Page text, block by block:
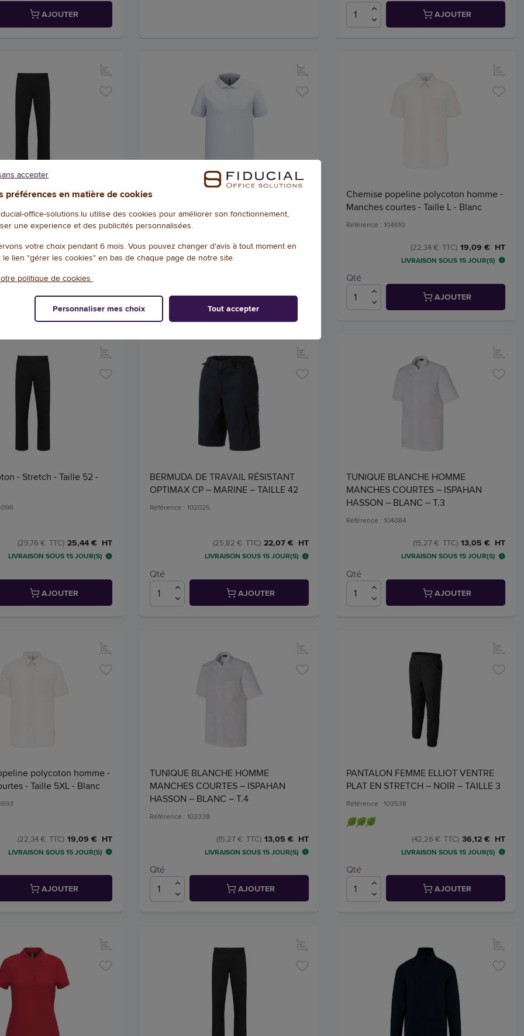
AJOUTER AJOUTER
coton - Taille 40 - Noir
25,44 € HT
(29,76 € TTC)
LIVRAISON SOUS 15 JOUR(S)
AJOUTER
Polo homme - Manches courtes - Taille
Référence : 104009
12,37 € HT
(14,47 € TTC)
LIVRAISON SOUS 15 JOUR(S)
AJOUTER
Chemise popeline polycoton homme -
Manches courtes - Taille L - Blanc
Référence : 104610
19,09 € HT
(22,34 € TTC)
LIVRAISON SOUS 15 JOUR(S)
Qté
AJOUTER
- Stretch - Taille 52 -
25,44 € HT
(29,76 € TTC)
LIVRAISON SOUS 15 JOUR(S)
AJOUTER
BERMUDA DE TRAVAIL RÉSISTANT
OPTIMAX CP – MARINE – TAILLE 42
Référence : 102025
22,07 € HT
(25,82 € TTC)
LIVRAISON SOUS 15 JOUR(S)
Qté
AJOUTER
TUNIQUE BLANCHE HOMME
MANCHES COURTES – ISPAHAN
HASSON – BLANC – T.3
Référence : 104084
13,05 € HT
(15,27 € TTC)
LIVRAISON SOUS 15 JOUR(S)
Qté
AJOUTER
polycoton homme -
- Taille 5XL - Blanc
19,09 € HT
(22,34 € TTC)
LIVRAISON SOUS 15 JOUR(S)
AJOUTER
TUNIQUE BLANCHE HOMME
MANCHES COURTES – ISPAHAN
HASSON – BLANC – T.4
Référence : 103338
13,05 € HT
(15,27 € TTC)
LIVRAISON SOUS 15 JOUR(S)
Qté
AJOUTER
PANTALON FEMME ELLIOT VENTRE
PLAT EN STRETCH – NOIR – TAILLE 3
Référence : 103538
36,12 € HT
(42,26 € TTC)
LIVRAISON SOUS 15 JOUR(S)
Qté
AJOUTER
préférences en matière de cookies
office-solutions.lu utilise des cookies pour améliorer son fonctionnement,
une experience et des publicités personnalisées.
votre choix pendant 6 mois. Vous pouvez changer d'avis à tout moment en
le lien "gérer les cookies" en bas de chaque page de notre site.
politique de cookies
accepter
Personnaliser mes choix Tout accepter